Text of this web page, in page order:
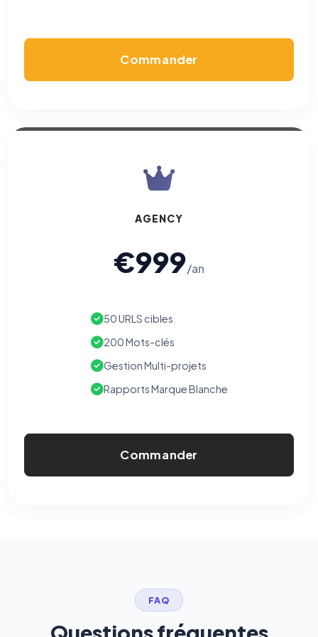
Commander
AGENCY
€999/an
50 URLS cibles
200 Mots-clés
Gestion Multi-projets
Rapports Marque Blanche
Commander
FAQ
Meta/Facebook). Vous pouvez les refuser sans impact sur
Traceurs des courriels
bandeau cookies(cadre distinct du site web). Pour vous y
contact@logicielreferencement.com
(section Traceurs dans les Courriels).